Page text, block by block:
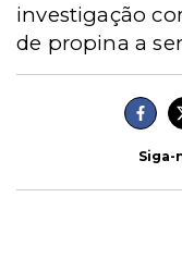
investigação
de propina a
Siga-